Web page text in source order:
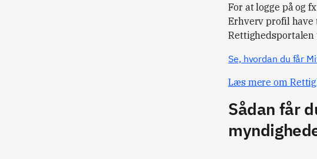
For at logge på og
Erhverv profil
Rettighedsportalen
Se, hvordan du får
Læs mere om
Sådan får